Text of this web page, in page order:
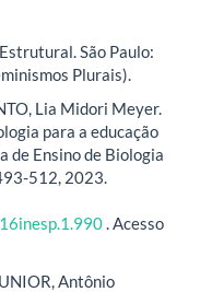
São Paulo:
Plurais).
Lia Midori Meyer.
para a educação
de Ensino de Biologia
512, 2023.
. Acesso
Antônio